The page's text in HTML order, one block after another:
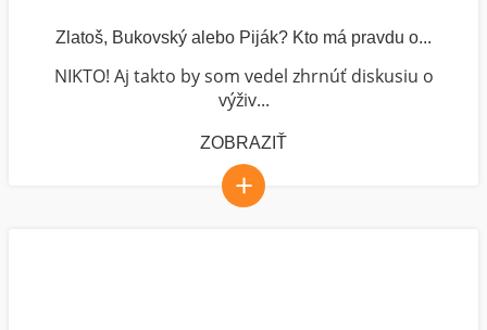
Zlatoš, Bukovský alebo Piják? Kto má pravdu o...
NIKTO! Aj takto by som vedel zhrnúť diskusiu o
výživ...
ZOBRAZIŤ
+